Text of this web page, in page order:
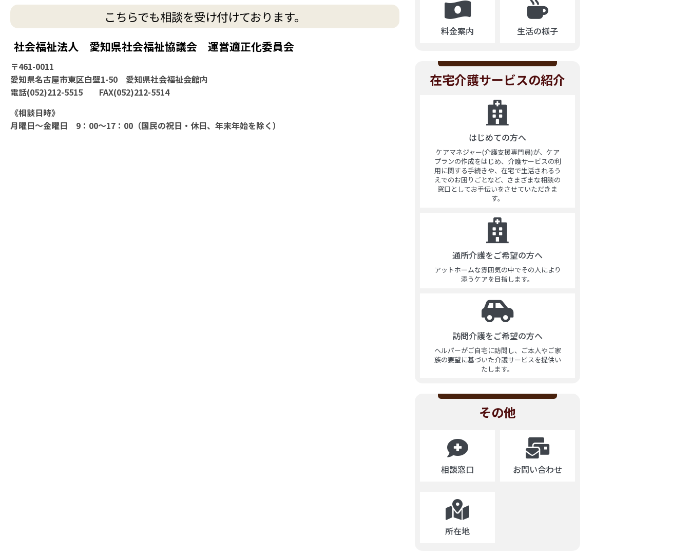
こちらでも相談を受け付けております。
社会福祉法人 愛知県社会福祉協議会 運営適正化委員会
〒461-0011
愛知県名古屋市東区白壁1-50 愛知県社会福祉会館内
電話(052)212-5515 FAX(052)212-5514
《相談日時》
月曜日～金曜日 9：00～17：00（国民の祝日・休日、年末年始を除く）
料金案内 生活の様子
在宅介護サービスの紹介
はじめての方へ
ケアマネジャー(介護支援専門員)が、ケア
プランの作成をはじめ、介護サービスの利
用に関する手続きや、在宅で生活されるう
えでのお困りごとなど、さまざまな相談の
窓口としてお手伝いをさせていただきま
す。
通所介護をご希望の方へ
アットホームな雰囲気の中でその人により
添うケアを目指します。
訪問介護をご希望の方へ
ヘルパーがご自宅に訪問し、ご本人やご家
族の要望に基づいた介護サービスを提供い
たします。
その他
相談窓口 お問い合わせ
所在地